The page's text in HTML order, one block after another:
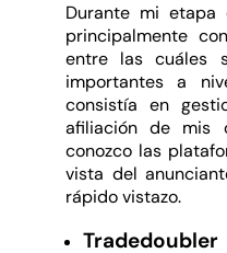
Durante mi etapa
principalmente
entre las cuáles
importantes a
consistía en
afiliación de mis
conozco las
vista del
rápido vistazo.
Tradedoubler